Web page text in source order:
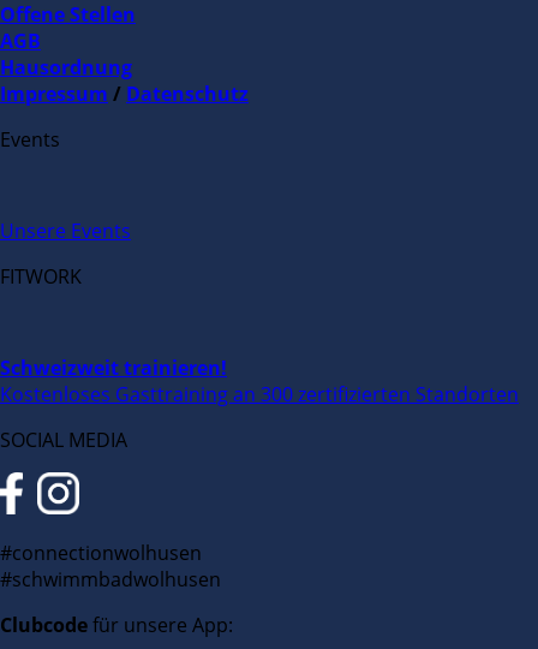
Offene Stellen
AGB
Hausordnung
Impressum / Datenschutz
Events
Unsere Events
FITWORK
Schweizweit trainieren!
Kostenloses Gasttraining an 300 zertifizierten Standorten
SOCIAL MEDIA
#connectionwolhusen
#schwimmbadwolhusen
Clubcodefür unsere App: